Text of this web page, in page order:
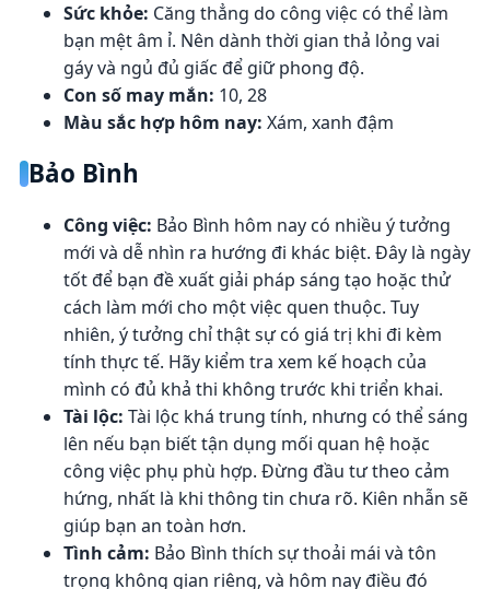
Sức khỏe: Căng thẳng do công việc có thể làm
bạn mệt âm ỉ. Nên dành thời gian thả lỏng vai
gáy và ngủ đủ giấc để giữ phong độ.
Con số may mắn: 10, 28
Màu sắc hợp hôm nay: Xám, xanh đậm
Bảo Bình
Công việc: Bảo Bình hôm nay có nhiều ý tưởng
mới và dễ nhìn ra hướng đi khác biệt. Đây là ngày
tốt để bạn đề xuất giải pháp sáng tạo hoặc thử
cách làm mới cho một việc quen thuộc. Tuy
nhiên, ý tưởng chỉ thật sự có giá trị khi đi kèm
tính thực tế. Hãy kiểm tra xem kế hoạch của
mình có đủ khả thi không trước khi triển khai.
Tài lộc: Tài lộc khá trung tính, nhưng có thể sáng
lên nếu bạn biết tận dụng mối quan hệ hoặc
công việc phụ phù hợp. Đừng đầu tư theo cảm
hứng, nhất là khi thông tin chưa rõ. Kiên nhẫn sẽ
giúp bạn an toàn hơn.
Tình cảm: Bảo Bình thích sự thoải mái và tôn
trọng không gian riêng, và hôm nay điều đó